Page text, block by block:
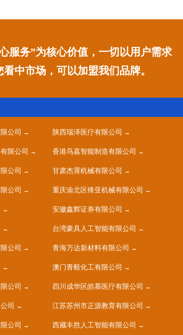
服务”为核心价值，一切以用户需求
中市场，可以加盟我们品牌。
公司 陕西瑞泽医疗有限公司
限公司 香港鸟嘉智能制造有限公司
公司 甘肃杰霄机械有限公司
公司 重庆渝北区锋亚机械有限公司
安徽鑫辉证券有限公司
台湾豪具人工智能有限公司
公司 青海万达新材料有限公司
澳门青毅化工有限公司
公司 四川成华区皓慕医疗有限公司
司 江苏苏州市正源教育有限公司
公司 西藏丰胜人工智能有限公司